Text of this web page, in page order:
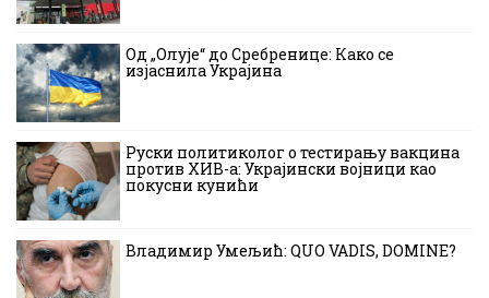
Од „Олује“ до Сребренице: Како се
изјаснила Украјина
Руски политиколог о тестирању вакцина
против ХИВ-а: Украјински војници као
покусни кунићи
Владимир Умељић: QUO VADIS, DOMINE?